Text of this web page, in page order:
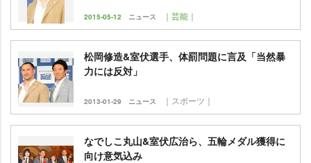
2015-05-12 ニュース ｜芸能｜
松岡修造&室伏選手、体罰問題に言及「当然暴
力には反対」
2013-01-29 ニュース ｜スポーツ｜
なでしこ丸山&室伏広治ら、五輪メダル獲得に
向け意気込み